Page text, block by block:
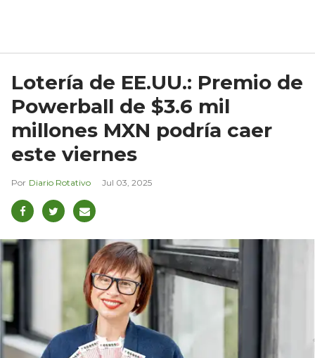
Lotería de EE.UU.: Premio de
Powerball de $3.6 mil
millones MXN podría caer
este viernes
Diario Rotativo Jul 03, 2025